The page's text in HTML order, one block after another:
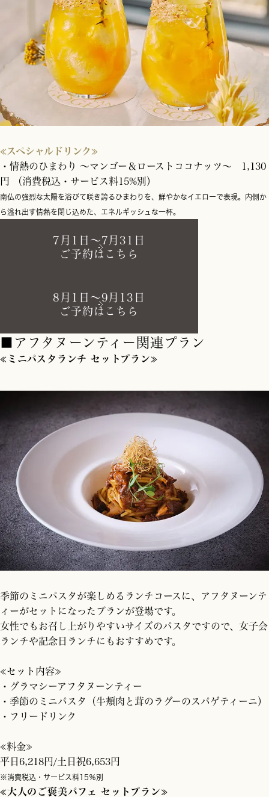
≪スペシャルドリンク≫
・情熱のひまわり 〜マンゴー＆ローストココナッツ〜 1,130
円 （消費税込・サービス料15%別）
南仏の強烈な太陽を浴びて咲き誇るひまわりを、鮮やかなイエローで表現。内側か
ら溢れ出す情熱を閉じ込めた、エネルギッシュな一杯。
7月1日～7月31日
ご予約はこちら
8月1日～9月13日
ご予約はこちら
■アフタヌーンティー関連プラン
≪ミニパスタランチ セットプラン≫
季節のミニパスタが楽しめるランチコースに、アフタヌーンテ
ィーがセットになったプランが登場です。
女性でもお召し上がりやすいサイズのパスタですので、女子会
ランチや記念日ランチにもおすすめです。
≪セット内容≫
・グラマシーアフタヌーンティー
・季節のミニパスタ（牛頬肉と茸のラグーのスパゲティーニ）
・フリードリンク
≪料金≫
平日6,218円/土日祝6,653円
※消費税込・サービス料15％別
≪大人のご褒美パフェ セットプラン≫